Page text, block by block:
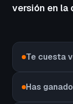
versión en la
Te cuesta
Has